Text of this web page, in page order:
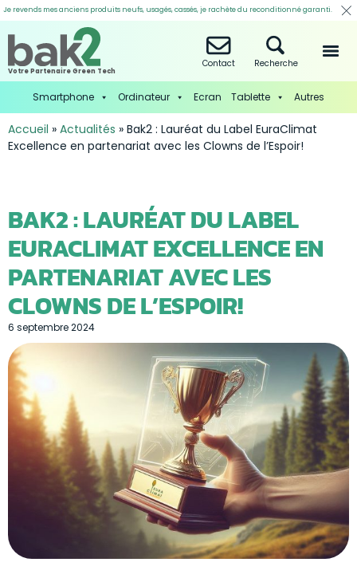
Je revends mes anciens produits neufs, usagés, cassés, je rachète du reconditionné garanti.
Votre Partenaire Green Tech
Contact Recherche
Smartphone Ordinateur Ecran Tablette Autres
Accueil » Actualités » Bak2 : Lauréat du Label EuraClimat
Excellence en partenariat avec les Clowns de l’Espoir!
BAK2 : LAURÉAT DU LABEL
EURACLIMAT EXCELLENCE EN
PARTENARIAT AVEC LES
CLOWNS DE L’ESPOIR!
6 septembre 2024